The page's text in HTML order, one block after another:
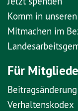
Komm in
Mitmachen im
Für
Beitragsänderung
Verhaltenskodex